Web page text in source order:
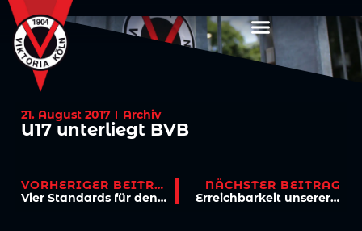
21. August 2017 Archiv
U17 unterliegt BVB
VORHERIGER BEITRAG
Vier Standards für den Heimsieg
NÄCHSTER BEITRAG
Erreichbarkeit unserer Geschäftsstelle